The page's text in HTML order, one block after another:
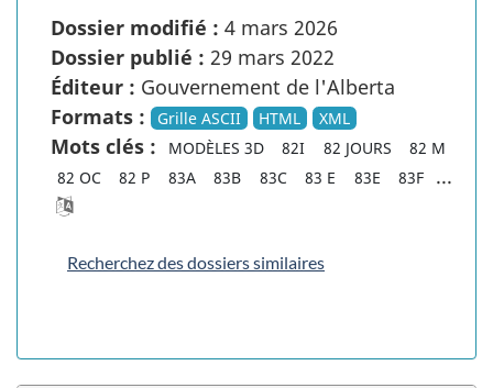
Dossier modifié : 4 mars 2026
Dossier publié : 29 mars 2022
Éditeur : Gouvernement de l'Alberta
Formats :
Grille ASCII HTML XML
Mots clés : MODÈLES 3D 82I 82 JOURS
82 M
82 OC
82 P 83A 83B 83C 83 E 83E 83F ...
Recherchez des dossiers similaires